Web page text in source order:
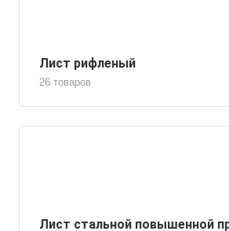
Лист рифленый
26 товаров
Лист стальной повышенной